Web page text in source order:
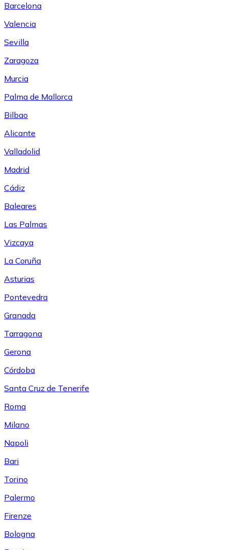
Barcelona
Valencia
Sevilla
Zaragoza
Murcia
Palma de Mallorca
Bilbao
Alicante
Valladolid
Madrid
Cádiz
Baleares
Las Palmas
Vizcaya
La Coruña
Asturias
Pontevedra
Granada
Tarragona
Gerona
Córdoba
Santa Cruz de Tenerife
Roma
Milano
Napoli
Bari
Torino
Palermo
Firenze
Bologna